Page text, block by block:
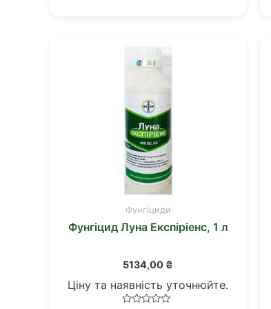
Фунгіциди
Фунгіцид Луна Експіріенс, 1 л
5134,00 ₴
Ціну та наявність уточнюйте.